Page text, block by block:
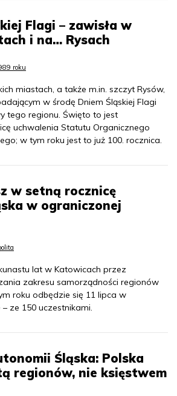
Flagi – zawisła w
i na… Rysach
roku
miastach, a także m.in. szczyt Rysów,
w środę Dniem Śląskiej Flagi
tego regionu. Święto to jest
uchwalenia Statutu Organicznego
w tym roku jest to już 100. rocznica.
w setną rocznicę
w ograniczonej
lat w Katowicach przez
zakresu samorządności regionów
roku odbędzie się 11 lipca w
ze 150 uczestnikami.
Śląska: Polska
regionów, nie księstwem